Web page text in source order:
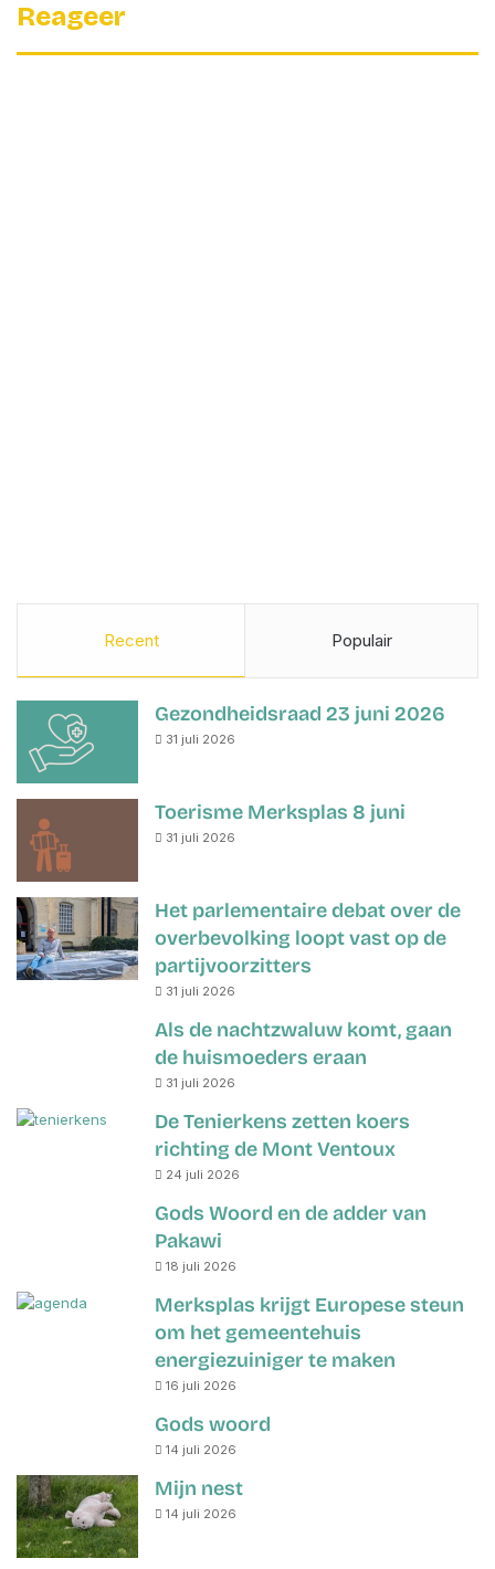
Reageer
Recent Populair
Gezondheidsraad 23 juni 2026
31 juli 2026
Toerisme Merksplas 8 juni
31 juli 2026
Het parlementaire debat over de
overbevolking loopt vast op de
partijvoorzitters
31 juli 2026
Als de nachtzwaluw komt, gaan
de huismoeders eraan
31 juli 2026
De Tenierkens zetten koers
richting de Mont Ventoux
24 juli 2026
Gods Woord en de adder van
Pakawi
18 juli 2026
Merksplas krijgt Europese steun
om het gemeentehuis
energiezuiniger te maken
16 juli 2026
Gods woord
14 juli 2026
Mijn nest
14 juli 2026